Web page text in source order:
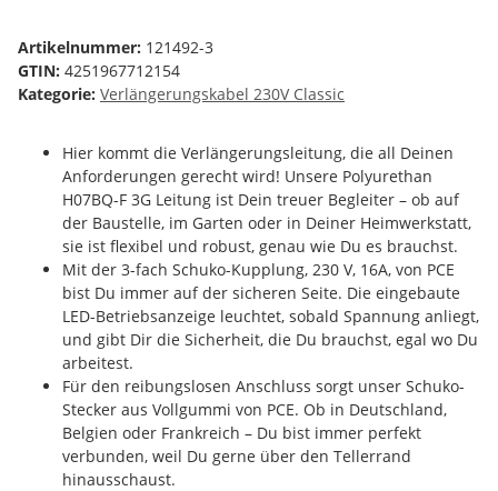
Artikelnummer: 121492-3
GTIN: 4251967712154
Kategorie: Verlängerungskabel 230V Classic
Hier kommt die Verlängerungsleitung, die all Deinen
Anforderungen gerecht wird! Unsere Polyurethan
H07BQ-F 3G Leitung ist Dein treuer Begleiter – ob auf
der Baustelle, im Garten oder in Deiner Heimwerkstatt,
sie ist flexibel und robust, genau wie Du es brauchst.
Mit der 3-fach Schuko-Kupplung, 230 V, 16A, von PCE
bist Du immer auf der sicheren Seite. Die eingebaute
LED-Betriebsanzeige leuchtet, sobald Spannung anliegt,
und gibt Dir die Sicherheit, die Du brauchst, egal wo Du
arbeitest.
Für den reibungslosen Anschluss sorgt unser Schuko-
Stecker aus Vollgummi von PCE. Ob in Deutschland,
Belgien oder Frankreich – Du bist immer perfekt
verbunden, weil Du gerne über den Tellerrand
hinausschaust.